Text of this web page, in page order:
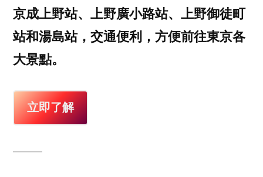
京成上野站、上野廣小路站、上野御徒町
站和湯島站，交通便利，方便前往東京各
大景點。
立即了解